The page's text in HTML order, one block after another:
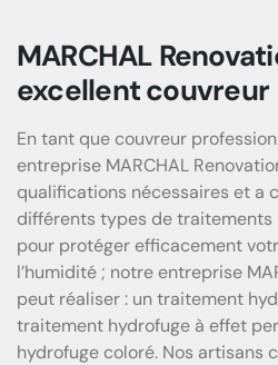
MARCHAL
excellent couvreur
En tant que couvreur
entreprise MARCHAL
qualifications nécessaires et a
différents types de traitements
pour protéger efficacement
l’humidité ; notre entreprise
peut réaliser : un traitement
traitement hydrofuge à effet
hydrofuge coloré. Nos artisans